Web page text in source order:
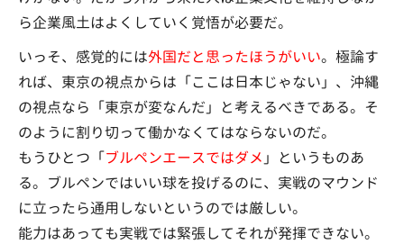
ら企業風土はよくしていく覚悟が必要だ。
いっそ、感覚的には外国だと思ったほうがいい。極論す
れば、東京の視点からは「ここは日本じゃない」、沖縄
の視点なら「東京が変なんだ」と考えるべきである。そ
のように割り切って働かなくてはならないのだ。
もうひとつ「ブルペンエースではダメ 」というものあ
る。ブルペンではいい球を投げるのに、実戦のマウンド
に立ったら通用しないというのでは厳しい。
能力はあっても実戦では緊張してそれが発揮できない。